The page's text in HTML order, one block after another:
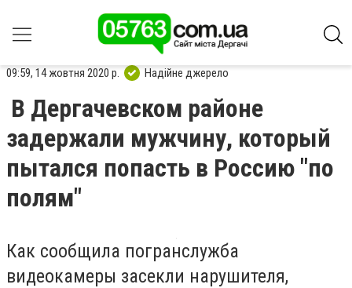
09:59, 14 жовтня 2020 р. Надійне джерело
В Дергачевском районе
задержали мужчину, который
пытался попасть в Россию "по
полям"
Как сообщила погранслужба
видеокамеры засекли нарушителя,